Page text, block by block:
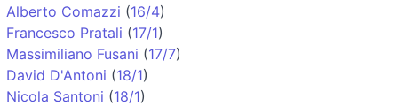
Alberto Comazzi (16/4)
Francesco Pratali (17/1)
Massimiliano Fusani (17/7)
David D'Antoni (18/1)
Nicola Santoni (18/1)